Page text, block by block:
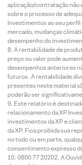
aplicação/contratação não
sobre o processo de
Investimentos ao seu
mercado, mudanças
desempenho do
A rentabilidade de
preço ou valor pode
desempenhos anteriores
futuros. A rentabilidade
presentes neste material
poderão ser
Este relatório é
relacionamento da XP
investimentos da XP e
da XP. Fica proibida sua
no todo ou em parte,
consentimento expresso
0800 77 20202. A